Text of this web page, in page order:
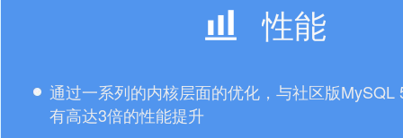
性能
通过一系列的内核层面的优化，与社区版MySQL
有高达3倍的性能提升